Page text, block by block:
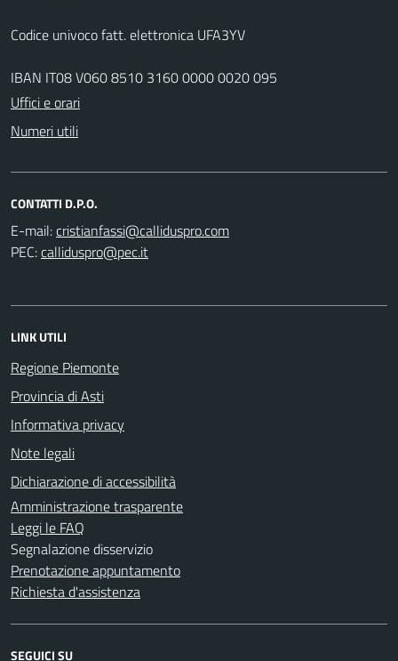
Codice univoco fatt. elettronica UFA3YV
IBAN IT08 V060 8510 3160 0000 0020 095
Uffici e orari
Numeri utili
CONTATTI D.P.O.
E-mail:
PEC:
LINK UTILI
Regione Piemonte
Provincia di Asti
Informativa privacy
Note legali
Dichiarazione di accessibilità
Amministrazione trasparente
Leggi le FAQ
Segnalazione disservizio
Prenotazione appuntamento
Richiesta d'assistenza
SEGUICI SU